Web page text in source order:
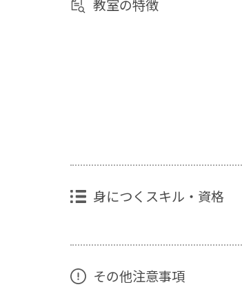
教室の特徴
身につくスキル・資格
その他注意事項